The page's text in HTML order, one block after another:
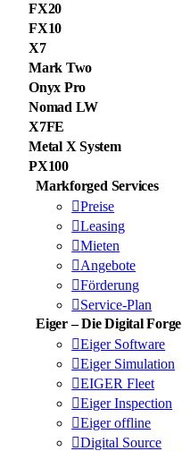
FX20
FX10
X7
Mark Two
Onyx Pro
Nomad LW
X7FE
Metal X System
PX100
Markforged Services
Preise
Leasing
Mieten
Angebote
Förderung
Service-Plan
Eiger – Die Digital Forge
Eiger Software
Eiger Simulation
EIGER Fleet
Eiger Inspection
Eiger offline
Digital Source